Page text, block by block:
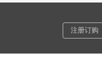
注册订购